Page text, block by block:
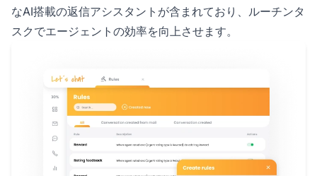
なAI搭載の返信アシスタントが含まれており、ルーチンタ
スクでエージェントの効率を向上させます。